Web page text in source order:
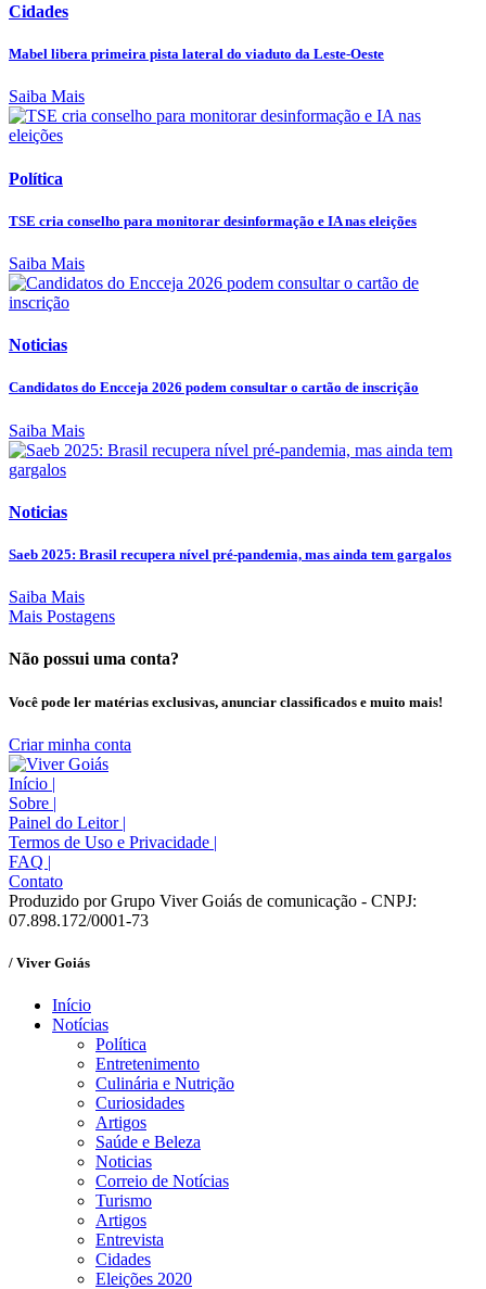
Cidades
Mabel libera primeira pista lateral do viaduto da Leste-Oeste
Saiba Mais
Política
TSE cria conselho para monitorar desinformação e IA nas eleições
Saiba Mais
Noticias
Candidatos do Encceja 2026 podem consultar o cartão de inscrição
Saiba Mais
Noticias
Saeb 2025: Brasil recupera nível pré-pandemia, mas ainda tem gargalos
Saiba Mais
Mais Postagens
Não possui uma conta?
Você pode ler matérias exclusivas, anunciar classificados e muito mais!
Criar minha conta
Início |
Sobre |
Painel do Leitor |
Termos de Uso e Privacidade |
FAQ |
Contato
Produzido por Grupo Viver Goiás de comunicação - CNPJ:
07.898.172/0001-73
/ Viver Goiás
Início
Notícias
Política
Entretenimento
Culinária e Nutrição
Curiosidades
Artigos
Saúde e Beleza
Noticias
Correio de Notícias
Turismo
Artigos
Entrevista
Cidades
Eleições 2020